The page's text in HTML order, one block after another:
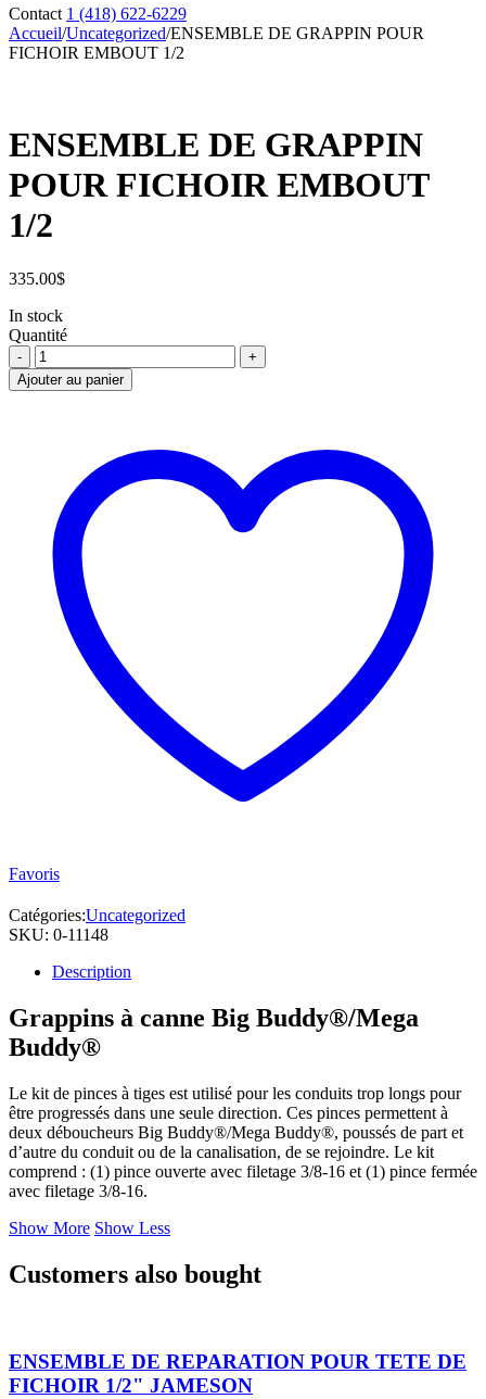
Contact 1 (418) 622-6229
Accueil/Uncategorized/ENSEMBLE DE GRAPPIN POUR
FICHOIR EMBOUT 1/2
ENSEMBLE DE GRAPPIN
POUR FICHOIR EMBOUT
1/2
335.00$
In stock
Quantité
ENSEMBLE
DE
GRAPPIN
quantité
Ajouter au panier
Favoris
Catégories:Uncategorized
SKU: 0-11148
Description
Grappins à canne Big Buddy®/Mega
Buddy®
Le kit de pinces à tiges est utilisé pour les conduits trop longs pour
être progressés dans une seule direction. Ces pinces permettent à
deux déboucheurs Big Buddy®/Mega Buddy®, poussés de part et
d’autre du conduit ou de la canalisation, de se rejoindre. Le kit
comprend : (1) pince ouverte avec filetage 3/8-16 et (1) pince fermée
avec filetage 3/8-16.
Show More Show Less
Customers also bought
ENSEMBLE DE REPARATION POUR TETE DE
FICHOIR 1/2" JAMESON